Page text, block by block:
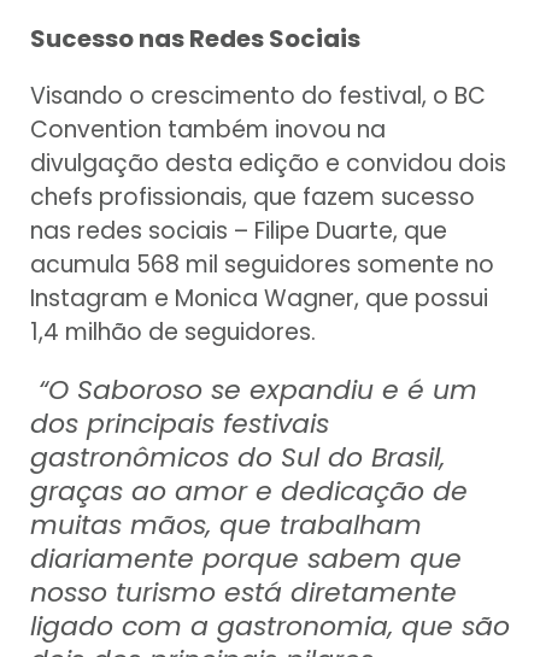
Sucesso nas Redes Sociais
Visando o crescimento do festival, o BC
Convention também inovou na
divulgação desta edição e convidou dois
chefs profissionais, que fazem sucesso
nas redes sociais – Filipe Duarte, que
acumula 568 mil seguidores somente no
Instagram e Monica Wagner, que possui
1,4 milhão de seguidores.
“O Saboroso se expandiu e é um
dos principais festivais
gastronômicos do Sul do Brasil,
graças ao amor e dedicação de
muitas mãos, que trabalham
diariamente porque sabem que
nosso turismo está diretamente
ligado com a gastronomia, que são